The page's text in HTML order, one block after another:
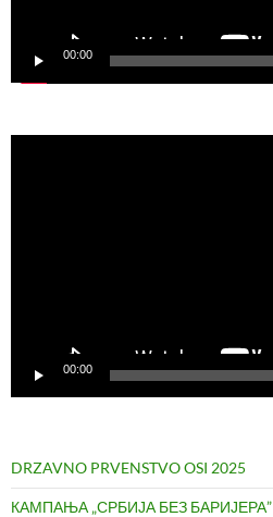
00:00
00:00
DRZAVNO PRVENSTVO OSI 2025
КАМПАЊА „СРБИЈА БЕЗ БАРИЈЕРА”